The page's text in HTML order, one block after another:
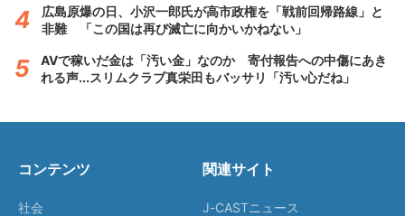
広島原爆の日、小沢一郎氏が高市政権を「戦前回帰路線」と
非難 「この国は再び滅亡に向かいかねない」
AVで稼いだ金は「汚い金」なのか 寄付報告への中傷にあき
れる声...スリムクラブ真栄田もバッサリ「汚い心だね」
コンテンツ
社会
関連サイト
J-CASTニュース